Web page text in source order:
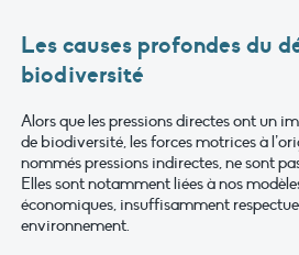
Les causes profondes du
biodiversité
Alors que les pressions directes ont un
de biodiversité, les forces motrices à
nommés pressions indirectes, ne sont
Elles sont notamment liées à nos
économiques, insuffisamment
environnement.